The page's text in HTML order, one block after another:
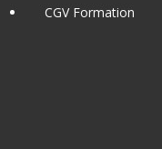
CGV Formation